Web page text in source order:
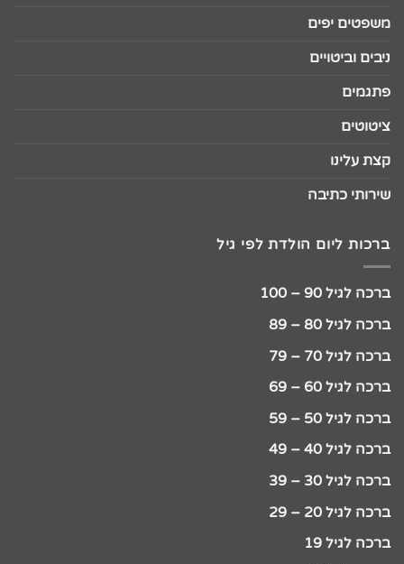
משפטים יפים
ניבים וביטויים
פתגמים
ציטוטים
קצת עלינו
שירותי כתיבה
ברכות ליום הולדת לפי גיל
ברכה לגיל 90 – 100
ברכה לגיל 80 – 89
ברכה לגיל 70 – 79
ברכה לגיל 60 – 69
ברכה לגיל 50 – 59
ברכה לגיל 40 – 49
ברכה לגיל 30 – 39
ברכה לגיל 20 – 29
ברכה לגיל 19